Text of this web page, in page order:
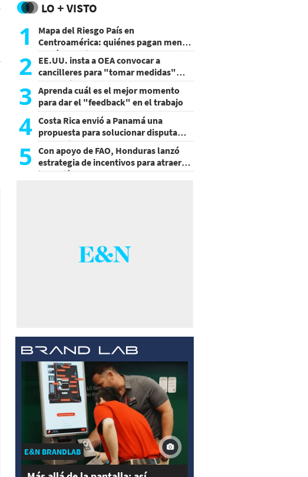
LO + VISTO
1
Mapa del Riesgo País en
Centroamérica: quiénes pagan menos
y cuáles mejoraron
2 EE.UU. insta a OEA convocar a
cancilleres para "tomar medidas"
sobre Nicaragua
3 Aprenda cuál es el mejor momento
para dar el "feedback" en el trabajo
4 Costa Rica envió a Panamá una
propuesta para solucionar disputa
comercial
5
Con apoyo de FAO, Honduras lanzó
estrategia de incentivos para atraer
inversión al agro
E&N BRANDLAB